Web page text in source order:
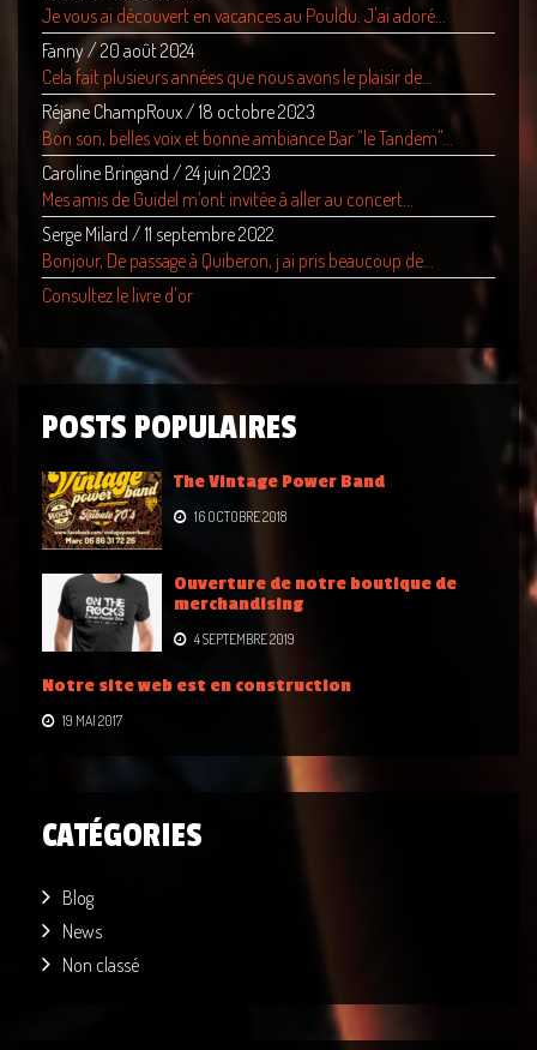
Je vous ai découvert en vacances au Pouldu. J'ai adoré...
Fanny/20 août 2024
Cela fait plusieurs années que nous avons le plaisir de...
Réjane ChampRoux/ 18 octobre 2023
Bon son, belles voix et bonne ambiance Bar "le Tandem"...
Caroline Bringand / 24 juin 2023
Mes amis de Guidel m’ont invitée à aller au concert...
Serge Milard / 11 septembre 2022
Bonjour, De passage à Quiberon, j ai pris beaucoup de...
Consultez le livre d'or
POSTS POPULAIRES
The Vintage Power Band
16 OCTOBRE 2018
Ouverture de notre boutique de
merchandising
4 SEPTEMBRE 2019
Notre site web est en construction
19 MAI 2017
CATÉGORIES
Blog
News
Non classé